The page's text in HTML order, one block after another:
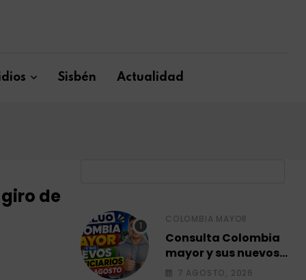
Sisbén Actualidad
de
COLOMBIA MAYOR
Consulta Colombia
mayor y sus nuevos
beneficiarios para el
7 AGOSTO, 2026